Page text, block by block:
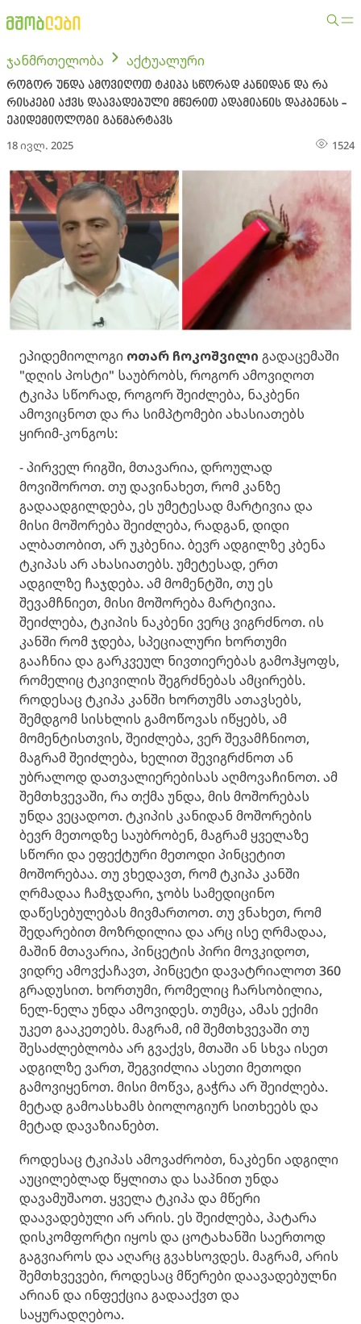
ჯანმრთელობა აქტუალური
როგორ უნდა ამოვიღოთ ტკიპა სწორად კანიდან და რა
რისკები აქვს დაავადებული მწერით ადამიანის დაკბენას -
ეპიდემიოლოგი განმარტავს
18 ივლ. 2025 1524
ეპიდემიოლოგი ოთარ ჩოკოშვილი გადაცემაში
"დღის პოსტი" საუბრობს, როგორ ამოვიღოთ
ტკიპა სწორად, როგორ შეიძლება, ნაკბენი
ამოვიცნოთ და რა სიმპტომები ახასიათებს
ყირიმ-კონგოს:
- პირველ რიგში, მთავარია, დროულად
მოვიშოროთ. თუ დავინახეთ, რომ კანზე
გადაადგილდება, ეს უმეტესად მარტივია და
მისი მოშორება შეიძლება, რადგან, დიდი
ალბათობით, არ უკბენია. ბევრ ადგილზე კბენა
ტკიპას არ ახასიათებს. უმეტესად, ერთ
ადგილზე ჩაჯდება. ამ მომენტში, თუ ეს
შევამჩნიეთ, მისი მოშორება მარტივია.
შეიძლება, ტკიპის ნაკბენი ვერც ვიგრძნოთ. ის
კანში რომ ჯდება, სპეციალური ხორთუმი
გააჩნია და გარკვეულ ნივთიერებას გამოჰყოფს,
რომელიც ტკივილის შეგრძნებას ამცირებს.
როდესაც ტკიპა კანში ხორთუმს ათავსებს,
შემდგომ სისხლის გამოწოვას იწყებს, ამ
მომენტისთვის, შეიძლება, ვერ შევამჩნიოთ,
მაგრამ შეიძლება, ხელით შევიგრძნოთ ან
უბრალოდ დათვალიერებისას აღმოვაჩინოთ. ამ
შემთხვევაში, რა თქმა უნდა, მის მოშორებას
უნდა ვეცადოთ. ტკიპის კანიდან მოშორების
ბევრ მეთოდზე საუბრობენ, მაგრამ ყველაზე
სწორი და ეფექტური მეთოდი პინცეტით
მოშორებაა. თუ ვხედავთ, რომ ტკიპა კანში
ღრმადაა ჩამჯდარი, ჯობს სამედიცინო
დაწესებულებას მივმართოთ. თუ ვნახეთ, რომ
შედარებით მოზრდილია და არც ისე ღრმადაა,
მაშინ მთავარია, პინცეტის პირი მოვკიდოთ,
ვიდრე ამოვქაჩავთ, პინცეტი დავატრიალოთ 360
გრადუსით. ხორთუმი, რომელიც ჩარსობილია,
ნელ-ნელა უნდა ამოვიდეს. თუმცა, ამას ექიმი
უკეთ გააკეთებს. მაგრამ, იმ შემთხვევაში თუ
შესაძლებლობა არ გვაქვს, მთაში ან სხვა ისეთ
ადგილზე ვართ, შეგვიძლია ასეთი მეთოდი
გამოვიყენოთ. მისი მოწვა, გაჭრა არ შეიძლება.
მეტად გამოასხამს ბიოლოგიურ სითხეებს და
მეტად დავაზიანებთ.
როდესაც ტკიპას ამოვაძრობთ, ნაკბენი ადგილი
აუცილებლად წყლითა და საპნით უნდა
დავამუშაოთ. ყველა ტკიპა და მწერი
დაავადებული არ არის. ეს შეიძლება, პატარა
დისკომფორტი იყოს და ცოტახანში საერთოდ
გაგვიაროს და აღარც გვახსოვდეს. მაგრამ, არის
შემთხვევები, როდესაც მწერები დაავადებულნი
არიან და ინფექცია გადააქვთ და
საყურადღებოა.